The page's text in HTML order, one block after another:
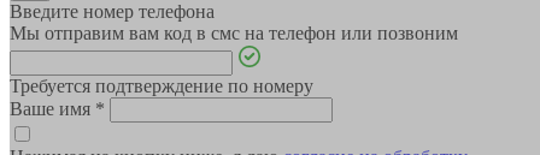
Введите номер телефона
Мы отправим вам код в смс на телефон или позвоним
Требуется подтверждение по номеру
Ваше имя *